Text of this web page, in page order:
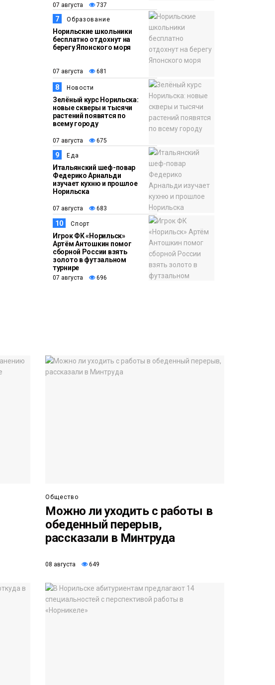
07 августа 737
7 Образование
Норильские школьники
бесплатно отдохнут на
берегу Японского моря
07 августа 681
8 Новости
Зелёный курс Норильска:
новые скверы и тысячи
растений появятся по
всему городу
07 августа 675
9 Еда
Итальянский шеф-повар
Федерико Арнальди
изучает кухню и прошлое
Норильска
07 августа 683
10 Спорт
Игрок ФК «Норильск»
Артём Антошкин помог
сборной России взять
золото в футзальном
турнире
07 августа 696
Общество
Можно ли уходить с работы в
обеденный перерыв,
рассказали в Минтруда
08 августа 649